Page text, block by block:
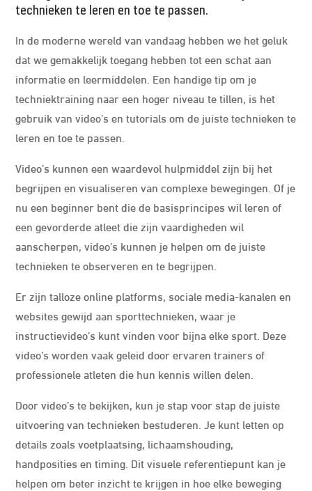
technieken te leren en toe te passen.
In de moderne wereld van vandaag hebben we het geluk
dat we gemakkelijk toegang hebben tot een schat aan
informatie en leermiddelen. Een handige tip om je
techniektraining naar een hoger niveau te tillen, is het
gebruik van video’s en tutorials om de juiste technieken te
leren en toe te passen.
Video’s kunnen een waardevol hulpmiddel zijn bij het
begrijpen en visualiseren van complexe bewegingen. Of je
nu een beginner bent die de basisprincipes wil leren of
een gevorderde atleet die zijn vaardigheden wil
aanscherpen, video’s kunnen je helpen om de juiste
technieken te observeren en te begrijpen.
Er zijn talloze online platforms, sociale media-kanalen en
websites gewijd aan sporttechnieken, waar je
instructievideo’s kunt vinden voor bijna elke sport. Deze
video’s worden vaak geleid door ervaren trainers of
professionele atleten die hun kennis willen delen.
Door video’s te bekijken, kun je stap voor stap de juiste
uitvoering van technieken bestuderen. Je kunt letten op
details zoals voetplaatsing, lichaamshouding,
handposities en timing. Dit visuele referentiepunt kan je
helpen om beter inzicht te krijgen in hoe elke beweging